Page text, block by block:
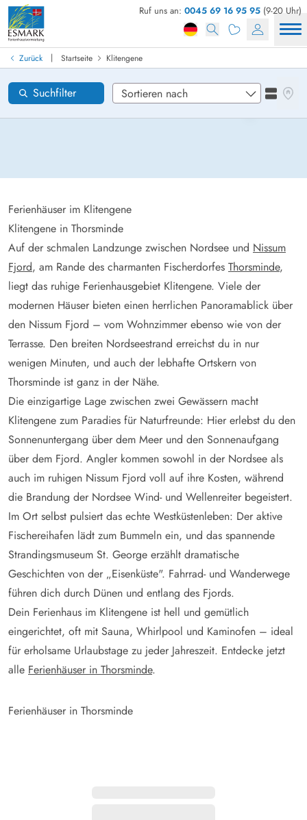
Ruf uns an: 0045 69 16 95 95 (9-20 Uhr)
Zurück | Startseite Klitengene
Klitengene
Ferienhäuser im Klitengene
Klitengene in Thorsminde
Auf der schmalen Landzunge zwischen Nordsee und Nissum
Fjord, am Rande des charmanten Fischerdorfes Thorsminde,
liegt das ruhige Ferienhausgebiet Klitengene. Viele der
modernen Häuser bieten einen herrlichen Panoramablick über
den Nissum Fjord – vom Wohnzimmer ebenso wie von der
Terrasse. Den breiten Nordseestrand erreichst du in nur
wenigen Minuten, und auch der lebhafte Ortskern von
Thorsminde ist ganz in der Nähe.
Die einzigartige Lage zwischen zwei Gewässern macht
Klitengene zum Paradies für Naturfreunde: Hier erlebst du den
Sonnenuntergang über dem Meer und den Sonnenaufgang
über dem Fjord. Angler kommen sowohl in der Nordsee als
auch im ruhigen Nissum Fjord voll auf ihre Kosten, während
die Brandung der Nordsee Wind- und Wellenreiter begeistert.
Im Ort selbst pulsiert das echte Westküstenleben: Der aktive
Fischereihafen lädt zum Bummeln ein, und das spannende
Strandingsmuseum St. George erzählt dramatische
Geschichten von der „Eisenküste". Fahrrad- und Wanderwege
führen dich durch Dünen und entlang des Fjords.
Dein Ferienhaus im Klitengene ist hell und gemütlich
eingerichtet, oft mit Sauna, Whirlpool und Kaminofen – ideal
für erholsame Urlaubstage zu jeder Jahreszeit. Entdecke jetzt
alle Ferienhäuser in Thorsminde.
Ferienhäuser in Thorsminde
Suchfilter
Ferienhaus in Dänemark finden
Anreise
Gebiete